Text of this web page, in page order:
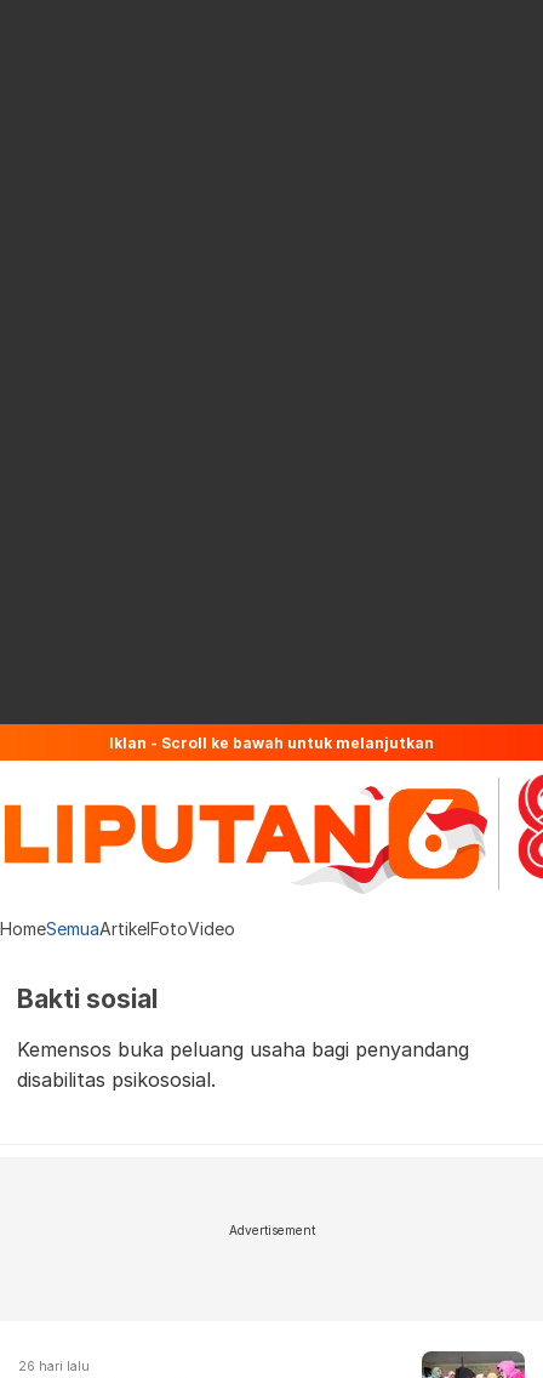
Iklan - Scroll ke bawah untuk melanjutkan
HomeSemuaArtikelFotoVideo
Bakti sosial
Kemensos buka peluang usaha bagi penyandang
disabilitas psikososial.
Advertisement
26 hari lalu